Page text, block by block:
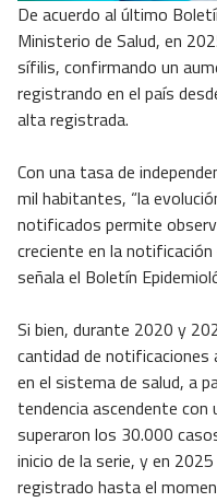
De acuerdo al último
Ministerio de Salud, en
sífilis, confirmando un
registrando en el país
alta registrada.
Con una tasa de
mil habitantes, “la
notificados permite
creciente en la notificación
señala el Boletín
Si bien, durante 2020 y
cantidad de notificaciones
en el sistema de salud, a
tendencia ascendente con
superaron los 30.000
inicio de la serie, y en
registrado hasta el